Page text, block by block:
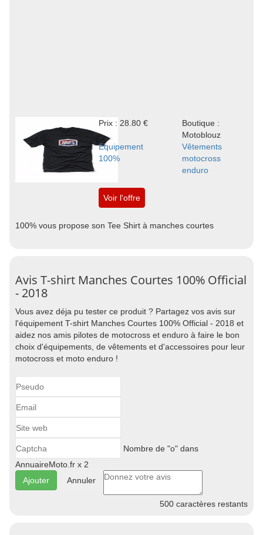
Prix : 28.80 €
Boutique :
Motoblouz
Equipement
100%
Vêtements
motocross
enduro
Voir l'offre
100% vous propose son Tee Shirt à manches courtes
Avis T-shirt Manches Courtes 100% Official
- 2018
Vous avez déja pu tester ce produit ? Partagez vos avis sur
l'équipement T-shirt Manches Courtes 100% Official - 2018 et
aidez nos amis pilotes de motocross et enduro à faire le bon
choix d'équipements, de vêtements et d'accessoires pour leur
motocross et moto enduro !
Nombre de "o" dans
AnnuaireMoto.fr x 2
Annuler
500 caractères restants